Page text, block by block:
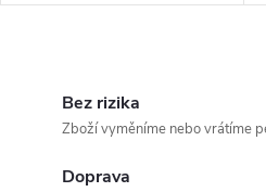
Bez rizika
Zboží vyměníme nebo vrátíme
Doprava